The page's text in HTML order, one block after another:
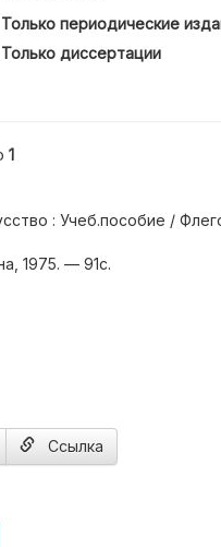
Только периодические
Только диссертации
1
: Учеб.пособие /
1975. — 91с.
Ссылка